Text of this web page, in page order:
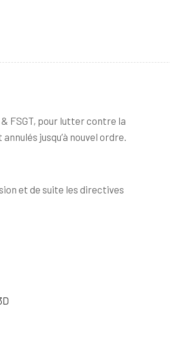
FSGT, pour lutter contre la
jusqu’à nouvel ordre.
et de suite les directives